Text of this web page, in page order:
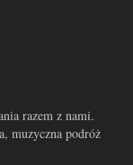
razem z nami.
muzyczna podróż